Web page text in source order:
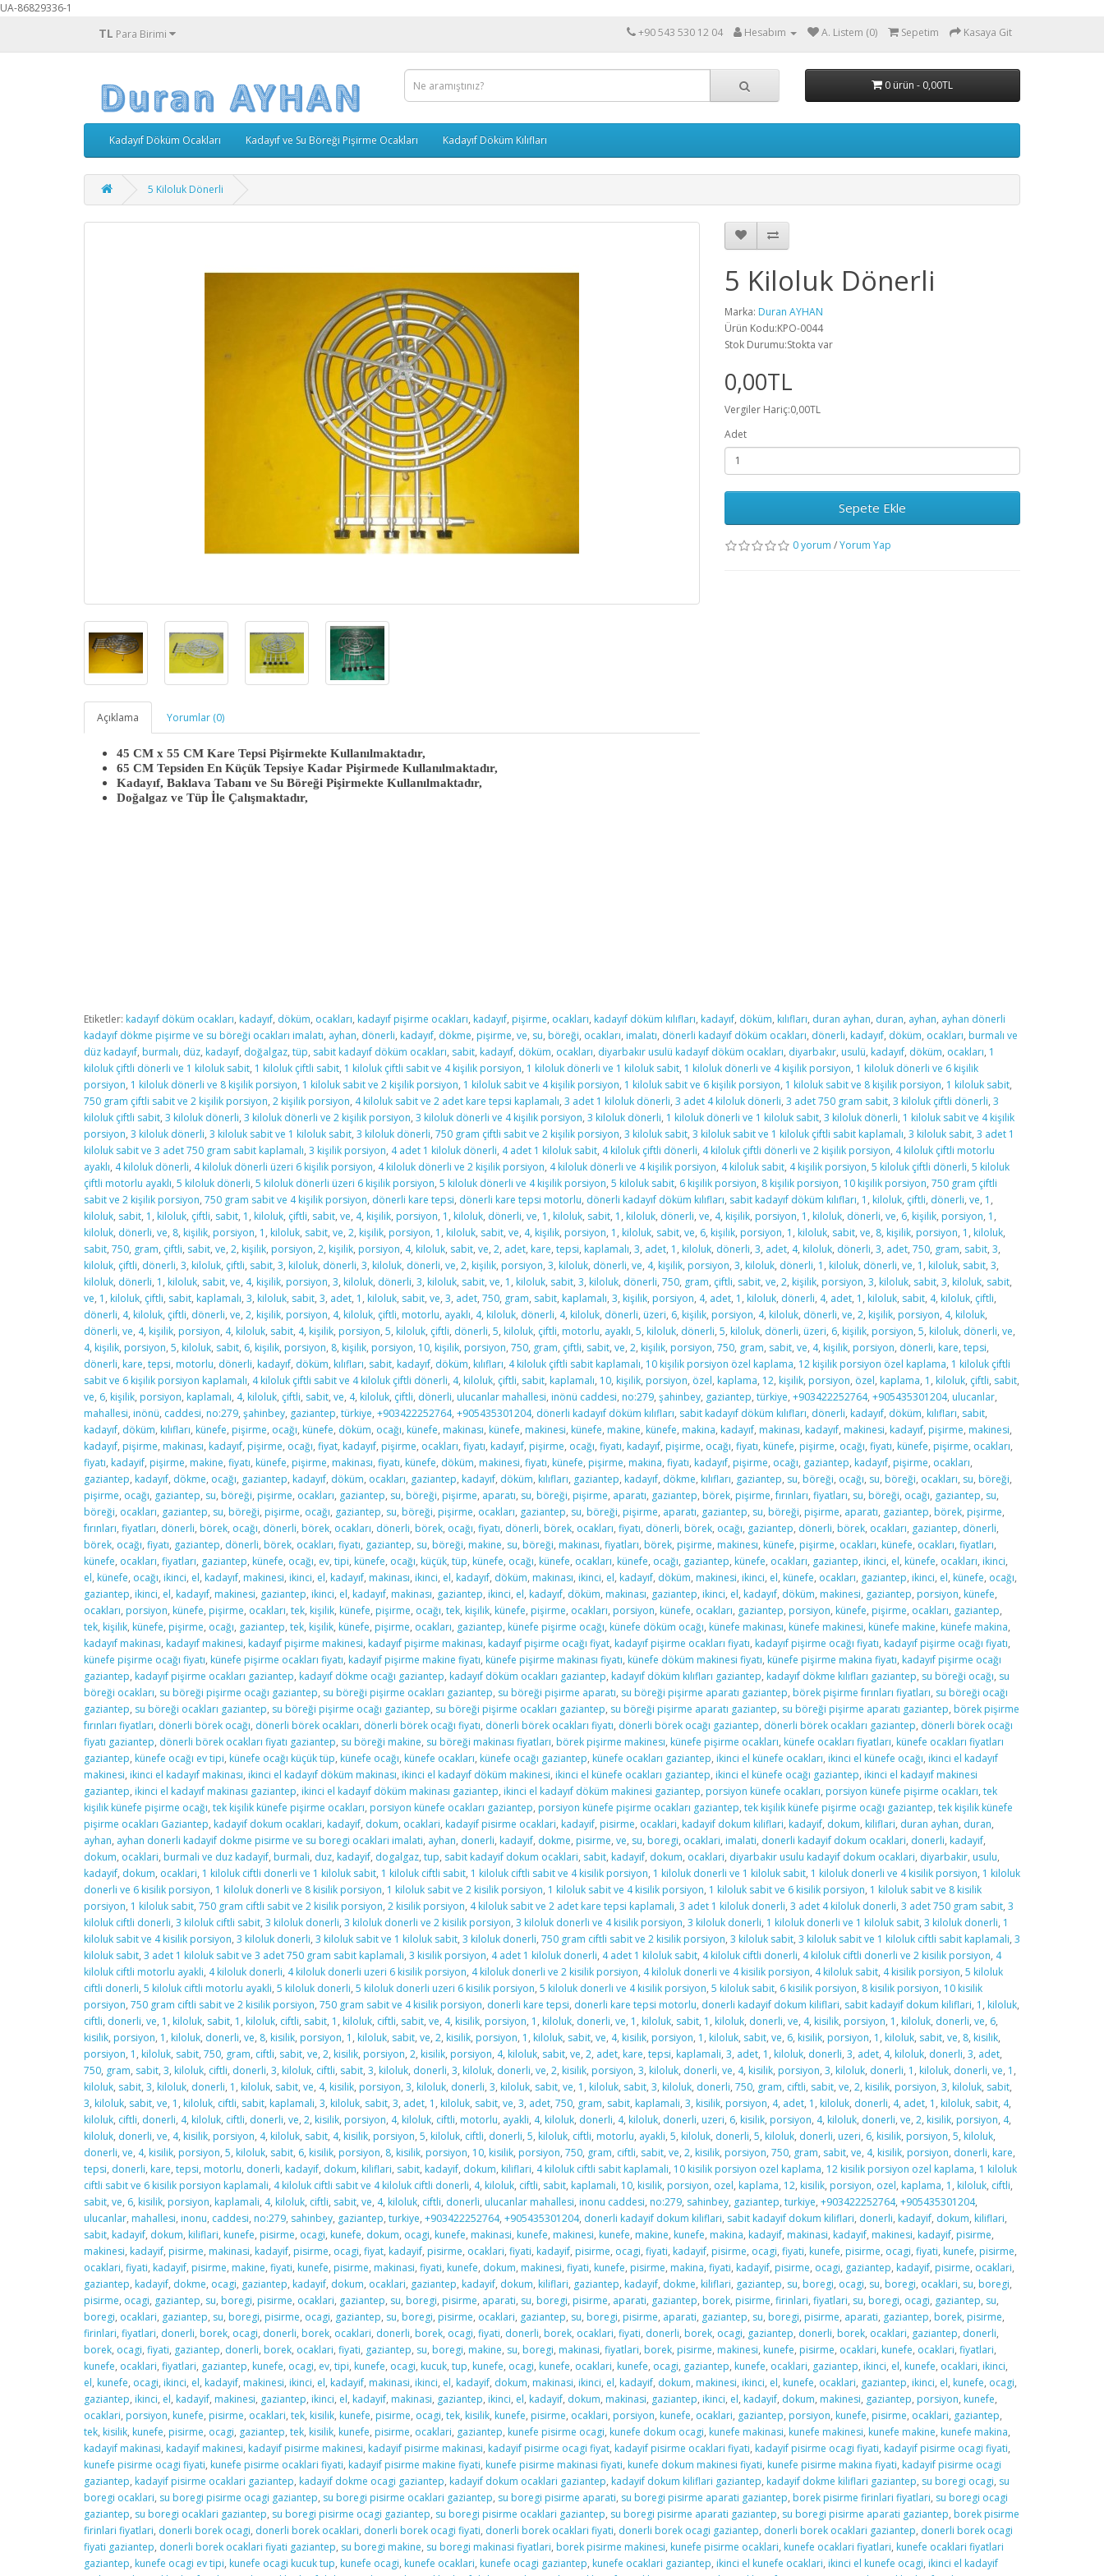
UA-86829336-1
TL Para Birimi +90 543 530 12 04 Hesabım A. Listem (0) Sepetim Kasaya Git
0 ürün - 0,00TL
Kadayıf Döküm Ocakları Kadayıf ve Su Böreği Pişirme Ocakları Kadayıf Döküm Kılıfları
5 Kiloluk Dönerli
Açıklama Yorumlar (0)
45 CM x 55 CM Kare Tepsi Pişirmekte Kullanılmaktadır,
65 CM Tepsiden En Küçük Tepsiye Kadar Pişirmede Kullanılmaktadır,
Kadayıf, Baklava Tabanı ve Su Böreği Pişirmekte Kullanılmaktadır,
Doğalgaz ve Tüp İle Çalışmaktadır,
5 Kiloluk Dönerli
Marka: Duran AYHAN
Ürün Kodu:KPO-0044
Stok Durumu:Stokta var
0,00TL
Vergiler Hariç:0,00TL
Adet
Sepete Ekle
0 yorum /Yorum Yap
Etiketler: kadayıf döküm ocakları, kadayıf, döküm, ocakları, kadayıf pişirme ocakları, kadayıf, pişirme, ocakları, kadayıf döküm kılıfları, kadayıf, döküm, kılıfları, duran ayhan, duran, ayhan, ayhan dönerli
kadayıf dökme pişirme ve su böreği ocakları imalatı, ayhan, dönerli, kadayıf, dökme, pişirme, ve, su, böreği, ocakları, imalatı, dönerli kadayıf döküm ocakları, dönerli, kadayıf, döküm, ocakları, burmalı ve
düz kadayıf, burmalı, düz, kadayıf, doğalgaz, tüp, sabit kadayıf döküm ocakları, sabit, kadayıf, döküm, ocakları, diyarbakır usulü kadayıf döküm ocakları, diyarbakır, usulü, kadayıf, döküm, ocakları, 1
kiloluk çiftli dönerli ve 1 kiloluk sabit, 1 kiloluk çiftli sabit, 1 kiloluk çiftli sabit ve 4 kişilik porsiyon, 1 kiloluk dönerli ve 1 kiloluk sabit, 1 kiloluk dönerli ve 4 kişilik porsiyon, 1 kiloluk dönerli ve 6 kişilik
porsiyon, 1 kiloluk dönerli ve 8 kişilik porsiyon, 1 kiloluk sabit ve 2 kişilik porsiyon, 1 kiloluk sabit ve 4 kişilik porsiyon, 1 kiloluk sabit ve 6 kişilik porsiyon, 1 kiloluk sabit ve 8 kişilik porsiyon, 1 kiloluk sabit,
750 gram çiftli sabit ve 2 kişilik porsiyon, 2 kişilik porsiyon, 4 kiloluk sabit ve 2 adet kare tepsi kaplamalı, 3 adet 1 kiloluk dönerli, 3 adet 4 kiloluk dönerli, 3 adet 750 gram sabit, 3 kiloluk çiftli dönerli, 3
kiloluk çiftli sabit, 3 kiloluk dönerli, 3 kiloluk dönerli ve 2 kişilik porsiyon, 3 kiloluk dönerli ve 4 kişilik porsiyon, 3 kiloluk dönerli, 1 kiloluk dönerli ve 1 kiloluk sabit, 3 kiloluk dönerli, 1 kiloluk sabit ve 4 kişilik
porsiyon, 3 kiloluk dönerli, 3 kiloluk sabit ve 1 kiloluk sabit, 3 kiloluk dönerli, 750 gram çiftli sabit ve 2 kişilik porsiyon, 3 kiloluk sabit, 3 kiloluk sabit ve 1 kiloluk çiftli sabit kaplamalı, 3 kiloluk sabit, 3 adet 1
kiloluk sabit ve 3 adet 750 gram sabit kaplamalı, 3 kişilik porsiyon, 4 adet 1 kiloluk dönerli, 4 adet 1 kiloluk sabit, 4 kiloluk çiftli dönerli, 4 kiloluk çiftli dönerli ve 2 kişilik porsiyon, 4 kiloluk çiftli motorlu
ayaklı, 4 kiloluk dönerli, 4 kiloluk dönerli üzeri 6 kişilik porsiyon, 4 kiloluk dönerli ve 2 kişilik porsiyon, 4 kiloluk dönerli ve 4 kişilik porsiyon, 4 kiloluk sabit, 4 kişilik porsiyon, 5 kiloluk çiftli dönerli, 5 kiloluk
çiftli motorlu ayaklı, 5 kiloluk dönerli, 5 kiloluk dönerli üzeri 6 kişilik porsiyon, 5 kiloluk dönerli ve 4 kişilik porsiyon, 5 kiloluk sabit, 6 kişilik porsiyon, 8 kişilik porsiyon, 10 kişilik porsiyon, 750 gram çiftli
sabit ve 2 kişilik porsiyon, 750 gram sabit ve 4 kişilik porsiyon, dönerli kare tepsi, dönerli kare tepsi motorlu, dönerli kadayıf döküm kılıfları, sabit kadayıf döküm kılıfları, 1 , kiloluk, çiftli, dönerli, ve, 1 ,
kiloluk, sabit, 1 , kiloluk, çiftli, sabit, 1 , kiloluk, çiftli, sabit, ve, 4, kişilik, porsiyon, 1 , kiloluk, dönerli, ve, 1 , kiloluk, sabit, 1 , kiloluk, dönerli, ve, 4, kişilik, porsiyon, 1 , kiloluk, dönerli, ve, 6, kişilik, porsiyon, 1 ,
kiloluk, dönerli, ve, 8, kişilik, porsiyon, 1 , kiloluk, sabit, ve, 2, kişilik, porsiyon, 1 , kiloluk, sabit, ve, 4, kişilik, porsiyon, 1 , kiloluk, sabit, ve, 6, kişilik, porsiyon, 1 , kiloluk, sabit, ve, 8, kişilik, porsiyon, 1 , kiloluk,
sabit, 750, gram, çiftli, sabit, ve, 2, kişilik, porsiyon, 2, kişilik, porsiyon, 4, kiloluk, sabit, ve, 2, adet, kare, tepsi, kaplamalı, 3, adet, 1 , kiloluk, dönerli, 3, adet, 4, kiloluk, dönerli, 3, adet, 750, gram, sabit, 3,
kiloluk, çiftli, dönerli, 3, kiloluk, çiftli, sabit, 3, kiloluk, dönerli, 3, kiloluk, dönerli, ve, 2, kişilik, porsiyon, 3, kiloluk, dönerli, ve, 4, kişilik, porsiyon, 3, kiloluk, dönerli, 1 , kiloluk, dönerli, ve, 1 , kiloluk, sabit, 3,
kiloluk, dönerli, 1 , kiloluk, sabit, ve, 4, kişilik, porsiyon, 3, kiloluk, dönerli, 3, kiloluk, sabit, ve, 1 , kiloluk, sabit, 3, kiloluk, dönerli, 750, gram, çiftli, sabit, ve, 2, kişilik, porsiyon, 3, kiloluk, sabit, 3, kiloluk, sabit,
ve, 1 , kiloluk, çiftli, sabit, kaplamalı, 3, kiloluk, sabit, 3, adet, 1 , kiloluk, sabit, ve, 3, adet, 750, gram, sabit, kaplamalı, 3, kişilik, porsiyon, 4, adet, 1 , kiloluk, dönerli, 4, adet, 1 , kiloluk, sabit, 4, kiloluk, çiftli,
dönerli, 4, kiloluk, çiftli, dönerli, ve, 2, kişilik, porsiyon, 4, kiloluk, çiftli, motorlu, ayaklı, 4, kiloluk, dönerli, 4, kiloluk, dönerli, üzeri, 6, kişilik, porsiyon, 4, kiloluk, dönerli, ve, 2, kişilik, porsiyon, 4, kiloluk,
dönerli, ve, 4, kişilik, porsiyon, 4, kiloluk, sabit, 4, kişilik, porsiyon, 5, kiloluk, çiftli, dönerli, 5, kiloluk, çiftli, motorlu, ayaklı, 5, kiloluk, dönerli, 5, kiloluk, dönerli, üzeri, 6, kişilik, porsiyon, 5, kiloluk, dönerli, ve,
4, kişilik, porsiyon, 5, kiloluk, sabit, 6, kişilik, porsiyon, 8, kişilik, porsiyon, 10, kişilik, porsiyon, 750, gram, çiftli, sabit, ve, 2, kişilik, porsiyon, 750, gram, sabit, ve, 4, kişilik, porsiyon, dönerli, kare, tepsi,
dönerli, kare, tepsi, motorlu, dönerli, kadayıf, döküm, kılıfları, sabit, kadayıf, döküm, kılıfları, 4 kiloluk çiftli sabit kaplamalı, 10 kişilik porsiyon özel kaplama, 12 kişilik porsiyon özel kaplama, 1 kiloluk çiftli
sabit ve 6 kişilik porsiyon kaplamalı, 4 kiloluk çiftli sabit ve 4 kiloluk çiftli dönerli, 4, kiloluk, çiftli, sabit, kaplamalı, 10, kişilik, porsiyon, özel, kaplama, 12, kişilik, porsiyon, özel, kaplama, 1 , kiloluk, çiftli, sabit,
ve, 6, kişilik, porsiyon, kaplamalı, 4, kiloluk, çiftli, sabit, ve, 4, kiloluk, çiftli, dönerli, ulucanlar mahallesi, inönü caddesi, no:279, şahinbey, gaziantep, türkiye, +903422252764, +905435301204, ulucanlar,
mahallesi, inönü, caddesi, no:279, şahinbey, gaziantep, türkiye, +903422252764, +905435301204, dönerli kadayıf döküm kılıfları, sabit kadayıf döküm kılıfları, dönerli, kadayıf, döküm, kılıfları, sabit,
kadayıf, döküm, kılıfları, künefe, pişirme, ocağı, künefe, döküm, ocağı, künefe, makinası, künefe, makinesi, künefe, makine, künefe, makina, kadayıf, makinası, kadayıf, makinesi, kadayıf, pişirme, makinesi,
kadayıf, pişirme, makinası, kadayıf, pişirme, ocağı, fiyat, kadayıf, pişirme, ocakları, fiyatı, kadayıf, pişirme, ocağı, fiyatı, kadayıf, pişirme, ocağı, fiyatı, künefe, pişirme, ocağı, fiyatı, künefe, pişirme, ocakları,
fiyatı, kadayif, pişirme, makine, fiyatı, künefe, pişirme, makinası, fiyatı, künefe, döküm, makinesi, fiyatı, künefe, pişirme, makina, fiyatı, kadayıf, pişirme, ocağı, gaziantep, kadayıf, pişirme, ocakları,
gaziantep, kadayıf, dökme, ocağı, gaziantep, kadayıf, döküm, ocakları, gaziantep, kadayıf, döküm, kılıfları, gaziantep, kadayıf, dökme, kılıfları, gaziantep, su, böreği, ocağı, su, böreği, ocakları, su, böreği,
pişirme, ocağı, gaziantep, su, böreği, pişirme, ocakları, gaziantep, su, böreği, pişirme, aparatı, su, böreği, pişirme, aparatı, gaziantep, börek, pişirme,fırınları, fiyatları, su, böreği, ocağı, gaziantep, su,
böreği, ocakları, gaziantep, su, böreği, pişirme, ocağı, gaziantep, su, böreği, pişirme, ocakları, gaziantep, su, böreği, pişirme, aparatı, gaziantep, su, böreği, pişirme, aparatı, gaziantep, börek, pişirme,
fırınları, fiyatları, dönerli, börek, ocağı, dönerli, börek, ocakları, dönerli, börek, ocağı, fiyatı, dönerli, börek, ocakları, fiyatı, dönerli, börek, ocağı, gaziantep, dönerli, börek, ocakları, gaziantep, dönerli,
börek, ocağı, fiyatı, gaziantep, dönerli, börek, ocakları, fiyatı, gaziantep, su, böreği, makine, su, böreği, makinası, fiyatları, börek, pişirme, makinesı, künefe, pişirme, ocakları, künefe, ocakları, fiyatları,
künefe, ocakları, fiyatları, gaziantep, künefe, ocağı, ev, tipi, künefe, ocağı, küçük, tüp, künefe, ocağı, künefe, ocakları, künefe, ocağı, gaziantep, künefe, ocakları, gaziantep, ikinci, el, künefe, ocakları, ikinci,
el, künefe, ocağı, ikinci, el, kadayıf, makinesi, ikinci, el, kadayıf, makinası, ikinci, el, kadayıf, döküm, makinası, ikinci, el, kadayıf, döküm, makinesi, ikinci, el, künefe, ocakları, gaziantep, ikinci, el, künefe, ocağı,
gaziantep, ikinci, el, kadayıf, makinesi, gaziantep, ikinci, el, kadayıf, makinası, gaziantep, ikinci, el, kadayıf, döküm, makinası, gaziantep, ikinci, el, kadayıf, döküm, makinesi, gaziantep, porsiyon, künefe,
ocakları, porsiyon, künefe, pişirme, ocakları, tek, kişilik, künefe, pişirme, ocağı, tek, kişilik, künefe, pişirme, ocakları, porsiyon, künefe, ocakları, gaziantep, porsiyon, künefe, pişirme, ocakları, gaziantep,
tek, kişilik, künefe, pişirme, ocağı, gaziantep, tek, kişilik, künefe, pişirme, ocakları, gaziantep, künefe pişirme ocağı, künefe döküm ocağı, künefe makinası, künefe makinesi, künefe makine, künefe makina,
kadayıf makinası, kadayıf makinesi, kadayıf pişirme makinesi, kadayıf pişirme makinası, kadayıf pişirme ocağı fiyat, kadayıf pişirme ocakları fiyatı, kadayıf pişirme ocağı fiyatı, kadayıf pişirme ocağı fiyatı,
künefe pişirme ocağı fiyatı, künefe pişirme ocakları fiyatı, kadayif pişirme makine fiyatı, künefe pişirme makinası fiyatı, künefe döküm makinesi fiyatı, künefe pişirme makina fiyatı, kadayıf pişirme ocağı
gaziantep, kadayıf pişirme ocakları gaziantep, kadayıf dökme ocağı gaziantep, kadayıf döküm ocakları gaziantep, kadayıf döküm kılıfları gaziantep, kadayıf dökme kılıfları gaziantep, su böreği ocağı, su
böreği ocakları, su böreği pişirme ocağı gaziantep, su böreği pişirme ocakları gaziantep, su böreği pişirme aparatı, su böreği pişirme aparatı gaziantep, börek pişirme fırınları fiyatları, su böreği ocağı
gaziantep, su böreği ocakları gaziantep, su böreği pişirme ocağı gaziantep, su böreği pişirme ocakları gaziantep, su böreği pişirme aparatı gaziantep, su böreği pişirme aparatı gaziantep, börek pişirme
fırınları fiyatları, dönerli börek ocağı, dönerli börek ocakları, dönerli börek ocağı fiyatı, dönerli börek ocakları fiyatı, dönerli börek ocağı gaziantep, dönerli börek ocakları gaziantep, dönerli börek ocağı
fiyatı gaziantep, dönerli börek ocakları fiyatı gaziantep, su böreği makine, su böreği makinası fiyatları, börek pişirme makinesı, künefe pişirme ocakları, künefe ocakları fiyatları, künefe ocakları fiyatları
gaziantep, künefe ocağı ev tipi, künefe ocağı küçük tüp, künefe ocağı, künefe ocakları, künefe ocağı gaziantep, künefe ocakları gaziantep, ikinci el künefe ocakları, ikinci el künefe ocağı, ikinci el kadayıf
makinesi, ikinci el kadayıf makinası, ikinci el kadayıf döküm makinası, ikinci el kadayıf döküm makinesi, ikinci el künefe ocakları gaziantep, ikinci el künefe ocağı gaziantep, ikinci el kadayıf makinesi
gaziantep, ikinci el kadayıf makinası gaziantep, ikinci el kadayıf döküm makinası gaziantep, ikinci el kadayıf döküm makinesi gaziantep, porsiyon künefe ocakları, porsiyon künefe pişirme ocakları, tek
kişilik künefe pişirme ocağı, tek kişilik künefe pişirme ocakları, porsiyon künefe ocakları gaziantep, porsiyon künefe pişirme ocakları gaziantep, tek kişilik künefe pişirme ocağı gaziantep, tek kişilik künefe
pişirme ocakları Gaziantep, kadayif dokum ocaklari, kadayif, dokum, ocaklari, kadayif pisirme ocaklari, kadayif, pisirme, ocaklari, kadayif dokum kiliflari, kadayif, dokum, kiliflari, duran ayhan, duran,
ayhan, ayhan donerli kadayif dokme pisirme ve su boregi ocaklari imalati, ayhan, donerli, kadayif, dokme, pisirme, ve, su, boregi, ocaklari, imalati, donerli kadayif dokum ocaklari, donerli, kadayif,
dokum, ocaklari, burmali ve duz kadayif, burmali, duz, kadayif, dogalgaz, tup, sabit kadayif dokum ocaklari, sabit, kadayif, dokum, ocaklari, diyarbakir usulu kadayif dokum ocaklari, diyarbakir, usulu,
kadayif, dokum, ocaklari, 1 kiloluk ciftli donerli ve 1 kiloluk sabit, 1 kiloluk ciftli sabit, 1 kiloluk ciftli sabit ve 4 kisilik porsiyon, 1 kiloluk donerli ve 1 kiloluk sabit, 1 kiloluk donerli ve 4 kisilik porsiyon, 1 kiloluk
donerli ve 6 kisilik porsiyon, 1 kiloluk donerli ve 8 kisilik porsiyon, 1 kiloluk sabit ve 2 kisilik porsiyon, 1 kiloluk sabit ve 4 kisilik porsiyon, 1 kiloluk sabit ve 6 kisilik porsiyon, 1 kiloluk sabit ve 8 kisilik
porsiyon, 1 kiloluk sabit, 750 gram ciftli sabit ve 2 kisilik porsiyon, 2 kisilik porsiyon, 4 kiloluk sabit ve 2 adet kare tepsi kaplamali, 3 adet 1 kiloluk donerli, 3 adet 4 kiloluk donerli, 3 adet 750 gram sabit, 3
kiloluk ciftli donerli, 3 kiloluk ciftli sabit, 3 kiloluk donerli, 3 kiloluk donerli ve 2 kisilik porsiyon, 3 kiloluk donerli ve 4 kisilik porsiyon, 3 kiloluk donerli, 1 kiloluk donerli ve 1 kiloluk sabit, 3 kiloluk donerli, 1
kiloluk sabit ve 4 kisilik porsiyon, 3 kiloluk donerli, 3 kiloluk sabit ve 1 kiloluk sabit, 3 kiloluk donerli, 750 gram ciftli sabit ve 2 kisilik porsiyon, 3 kiloluk sabit, 3 kiloluk sabit ve 1 kiloluk ciftli sabit kaplamali, 3
kiloluk sabit, 3 adet 1 kiloluk sabit ve 3 adet 750 gram sabit kaplamali, 3 kisilik porsiyon, 4 adet 1 kiloluk donerli, 4 adet 1 kiloluk sabit, 4 kiloluk ciftli donerli, 4 kiloluk ciftli donerli ve 2 kisilik porsiyon, 4
kiloluk ciftli motorlu ayakli, 4 kiloluk donerli, 4 kiloluk donerli uzeri 6 kisilik porsiyon, 4 kiloluk donerli ve 2 kisilik porsiyon, 4 kiloluk donerli ve 4 kisilik porsiyon, 4 kiloluk sabit, 4 kisilik porsiyon, 5 kiloluk
ciftli donerli, 5 kiloluk ciftli motorlu ayakli, 5 kiloluk donerli, 5 kiloluk donerli uzeri 6 kisilik porsiyon, 5 kiloluk donerli ve 4 kisilik porsiyon, 5 kiloluk sabit, 6 kisilik porsiyon, 8 kisilik porsiyon, 10 kisilik
porsiyon, 750 gram ciftli sabit ve 2 kisilik porsiyon, 750 gram sabit ve 4 kisilik porsiyon, donerli kare tepsi, donerli kare tepsi motorlu, donerli kadayif dokum kiliflari, sabit kadayif dokum kiliflari, 1 , kiloluk,
ciftli, donerli, ve, 1 , kiloluk, sabit, 1 , kiloluk, ciftli, sabit, 1 , kiloluk, ciftli, sabit, ve, 4, kisilik, porsiyon, 1 , kiloluk, donerli, ve, 1 , kiloluk, sabit, 1 , kiloluk, donerli, ve, 4, kisilik, porsiyon, 1 , kiloluk, donerli, ve, 6,
kisilik, porsiyon, 1 , kiloluk, donerli, ve, 8, kisilik, porsiyon, 1 , kiloluk, sabit, ve, 2, kisilik, porsiyon, 1 , kiloluk, sabit, ve, 4, kisilik, porsiyon, 1 , kiloluk, sabit, ve, 6, kisilik, porsiyon, 1 , kiloluk, sabit, ve, 8, kisilik,
porsiyon, 1 , kiloluk, sabit, 750, gram, ciftli, sabit, ve, 2, kisilik, porsiyon, 2, kisilik, porsiyon, 4, kiloluk, sabit, ve, 2, adet, kare, tepsi, kaplamali, 3, adet, 1 , kiloluk, donerli, 3, adet, 4, kiloluk, donerli, 3, adet,
750, gram, sabit, 3, kiloluk, ciftli, donerli, 3, kiloluk, ciftli, sabit, 3, kiloluk, donerli, 3, kiloluk, donerli, ve, 2, kisilik, porsiyon, 3, kiloluk, donerli, ve, 4, kisilik, porsiyon, 3, kiloluk, donerli, 1 , kiloluk, donerli, ve, 1 ,
kiloluk, sabit, 3, kiloluk, donerli, 1 , kiloluk, sabit, ve, 4, kisilik, porsiyon, 3, kiloluk, donerli, 3, kiloluk, sabit, ve, 1 , kiloluk, sabit, 3, kiloluk, donerli, 750, gram, ciftli, sabit, ve, 2, kisilik, porsiyon, 3, kiloluk, sabit,
3, kiloluk, sabit, ve, 1 , kiloluk, ciftli, sabit, kaplamali, 3, kiloluk, sabit, 3, adet, 1 , kiloluk, sabit, ve, 3, adet, 750, gram, sabit, kaplamali, 3, kisilik, porsiyon, 4, adet, 1 , kiloluk, donerli, 4, adet, 1 , kiloluk, sabit, 4,
kiloluk, ciftli, donerli, 4, kiloluk, ciftli, donerli, ve, 2, kisilik, porsiyon, 4, kiloluk, ciftli, motorlu, ayakli, 4, kiloluk, donerli, 4, kiloluk, donerli, uzeri, 6, kisilik, porsiyon, 4, kiloluk, donerli, ve, 2, kisilik, porsiyon, 4,
kiloluk, donerli, ve, 4, kisilik, porsiyon, 4, kiloluk, sabit, 4, kisilik, porsiyon, 5, kiloluk, ciftli, donerli, 5, kiloluk, ciftli, motorlu, ayakli, 5, kiloluk, donerli, 5, kiloluk, donerli, uzeri, 6, kisilik, porsiyon, 5, kiloluk,
donerli, ve, 4, kisilik, porsiyon, 5, kiloluk, sabit, 6, kisilik, porsiyon, 8, kisilik, porsiyon, 10, kisilik, porsiyon, 750, gram, ciftli, sabit, ve, 2, kisilik, porsiyon, 750, gram, sabit, ve, 4, kisilik, porsiyon, donerli, kare,
tepsi, donerli, kare, tepsi, motorlu, donerli, kadayif, dokum, kiliflari, sabit, kadayif, dokum, kiliflari, 4 kiloluk ciftli sabit kaplamali, 10 kisilik porsiyon ozel kaplama, 12 kisilik porsiyon ozel kaplama, 1 kiloluk
ciftli sabit ve 6 kisilik porsiyon kaplamali, 4 kiloluk ciftli sabit ve 4 kiloluk ciftli donerli, 4, kiloluk, ciftli, sabit, kaplamali, 10, kisilik, porsiyon, ozel, kaplama, 12, kisilik, porsiyon, ozel, kaplama, 1 , kiloluk, ciftli,
sabit, ve, 6, kisilik, porsiyon, kaplamali, 4, kiloluk, ciftli, sabit, ve, 4, kiloluk, ciftli, donerli, ulucanlar mahallesi, inonu caddesi, no:279, sahinbey, gaziantep, turkiye, +903422252764, +905435301204,
ulucanlar, mahallesi, inonu, caddesi, no:279, sahinbey, gaziantep, turkiye, +903422252764, +905435301204, donerli kadayif dokum kiliflari, sabit kadayif dokum kiliflari, donerli, kadayif, dokum, kiliflari,
sabit, kadayif, dokum, kiliflari, kunefe, pisirme, ocagi, kunefe, dokum, ocagi, kunefe, makinasi, kunefe, makinesi, kunefe, makine, kunefe, makina, kadayif, makinasi, kadayif, makinesi, kadayif, pisirme,
makinesi, kadayif, pisirme, makinasi, kadayif, pisirme, ocagi, fiyat, kadayif, pisirme, ocaklari, fiyati, kadayif, pisirme, ocagi, fiyati, kadayif, pisirme, ocagi, fiyati, kunefe, pisirme, ocagi, fiyati, kunefe, pisirme,
ocaklari, fiyati, kadayif, pisirme, makine, fiyati, kunefe, pisirme, makinasi, fiyati, kunefe, dokum, makinesi, fiyati, kunefe, pisirme, makina, fiyati, kadayif, pisirme, ocagi, gaziantep, kadayif, pisirme, ocaklari,
gaziantep, kadayif, dokme, ocagi, gaziantep, kadayif, dokum, ocaklari, gaziantep, kadayif, dokum, kiliflari, gaziantep, kadayif, dokme, kiliflari, gaziantep, su, boregi, ocagi, su, boregi, ocaklari, su, boregi,
pisirme, ocagi, gaziantep, su, boregi, pisirme, ocaklari, gaziantep, su, boregi, pisirme, aparati, su, boregi, pisirme, aparati, gaziantep, borek, pisirme, firinlari, fiyatlari, su, boregi, ocagi, gaziantep, su,
boregi, ocaklari, gaziantep, su, boregi, pisirme, ocagi, gaziantep, su, boregi, pisirme, ocaklari, gaziantep, su, boregi, pisirme, aparati, gaziantep, su, boregi, pisirme, aparati, gaziantep, borek, pisirme,
firinlari, fiyatlari, donerli, borek, ocagi, donerli, borek, ocaklari, donerli, borek, ocagi, fiyati, donerli, borek, ocaklari, fiyati, donerli, borek, ocagi, gaziantep, donerli, borek, ocaklari, gaziantep, donerli,
borek, ocagi, fiyati, gaziantep, donerli, borek, ocaklari, fiyati, gaziantep, su, boregi, makine, su, boregi, makinasi, fiyatlari, borek, pisirme, makinesi, kunefe, pisirme, ocaklari, kunefe, ocaklari, fiyatlari,
kunefe, ocaklari, fiyatlari, gaziantep, kunefe, ocagi, ev, tipi, kunefe, ocagi, kucuk, tup, kunefe, ocagi, kunefe, ocaklari, kunefe, ocagi, gaziantep, kunefe, ocaklari, gaziantep, ikinci, el, kunefe, ocaklari, ikinci,
el, kunefe, ocagi, ikinci, el, kadayif, makinesi, ikinci, el, kadayif, makinasi, ikinci, el, kadayif, dokum, makinasi, ikinci, el, kadayif, dokum, makinesi, ikinci, el, kunefe, ocaklari, gaziantep, ikinci, el, kunefe, ocagi,
gaziantep, ikinci, el, kadayif, makinesi, gaziantep, ikinci, el, kadayif, makinasi, gaziantep, ikinci, el, kadayif, dokum, makinasi, gaziantep, ikinci, el, kadayif, dokum, makinesi, gaziantep, porsiyon, kunefe,
ocaklari, porsiyon, kunefe, pisirme, ocaklari, tek, kisilik, kunefe, pisirme, ocagi, tek, kisilik, kunefe, pisirme, ocaklari, porsiyon, kunefe, ocaklari, gaziantep, porsiyon, kunefe, pisirme, ocaklari, gaziantep,
tek, kisilik, kunefe, pisirme, ocagi, gaziantep, tek, kisilik, kunefe, pisirme, ocaklari, gaziantep, kunefe pisirme ocagi, kunefe dokum ocagi, kunefe makinasi, kunefe makinesi, kunefe makine, kunefe makina,
kadayif makinasi, kadayif makinesi, kadayif pisirme makinesi, kadayif pisirme makinasi, kadayif pisirme ocagi fiyat, kadayif pisirme ocaklari fiyati, kadayif pisirme ocagi fiyati, kadayif pisirme ocagi fiyati,
kunefe pisirme ocagi fiyati, kunefe pisirme ocaklari fiyati, kadayif pisirme makine fiyati, kunefe pisirme makinasi fiyati, kunefe dokum makinesi fiyati, kunefe pisirme makina fiyati, kadayif pisirme ocagi
gaziantep, kadayif pisirme ocaklari gaziantep, kadayif dokme ocagi gaziantep, kadayif dokum ocaklari gaziantep, kadayif dokum kiliflari gaziantep, kadayif dokme kiliflari gaziantep, su boregi ocagi, su
boregi ocaklari, su boregi pisirme ocagi gaziantep, su boregi pisirme ocaklari gaziantep, su boregi pisirme aparati, su boregi pisirme aparati gaziantep, borek pisirme firinlari fiyatlari, su boregi ocagi
gaziantep, su boregi ocaklari gaziantep, su boregi pisirme ocagi gaziantep, su boregi pisirme ocaklari gaziantep, su boregi pisirme aparati gaziantep, su boregi pisirme aparati gaziantep, borek pisirme
firinlari fiyatlari, donerli borek ocagi, donerli borek ocaklari, donerli borek ocagi fiyati, donerli borek ocaklari fiyati, donerli borek ocagi gaziantep, donerli borek ocaklari gaziantep, donerli borek ocagi
fiyati gaziantep, donerli borek ocaklari fiyati gaziantep, su boregi makine, su boregi makinasi fiyatlari, borek pisirme makinesi, kunefe pisirme ocaklari, kunefe ocaklari fiyatlari, kunefe ocaklari fiyatlari
gaziantep, kunefe ocagi ev tipi, kunefe ocagi kucuk tup, kunefe ocagi, kunefe ocaklari, kunefe ocagi gaziantep, kunefe ocaklari gaziantep, ikinci el kunefe ocaklari, ikinci el kunefe ocagi, ikinci el kadayif